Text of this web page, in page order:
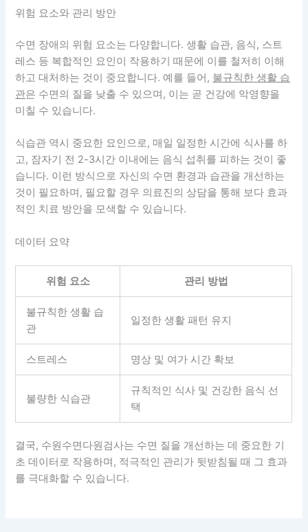
위험 요소와 관리 방안
수면 장애의 위험 요소는 다양합니다. 생활 습관, 음식, 스트
레스 등 복합적인 요인이 작용하기 때문에 이를 철저히 이해
하고 대처하는 것이 중요합니다. 예를 들어, 불규칙한 생활 습
관은 수면의 질을 낮출 수 있으며, 이는 곧 건강에 악영향을
미칠 수 있습니다.
식습관 역시 중요한 요인으로, 매일 일정한 시간에 식사를 하
고, 잠자기 전 2-3시간 이내에는 음식 섭취를 피하는 것이 좋
습니다. 이런 방식으로 자신의 수면 환경과 습관을 개선하는
것이 필요하며, 필요할 경우 의료진의 상담을 통해 보다 효과
적인 치료 방안을 모색할 수 있습니다.
데이터 요약
위험 요소 관리 방법
불규칙한 생활 습
관
일정한 생활 패턴 유지
스트레스 명상 및 여가 시간 확보
불량한 식습관
규칙적인 식사 및 건강한 음식 선
택
결국, 수원수면다원검사는 수면 질을 개선하는 데 중요한 기
초 데이터로 작용하며, 적극적인 관리가 뒷받침될 때 그 효과
를 극대화할 수 있습니다.